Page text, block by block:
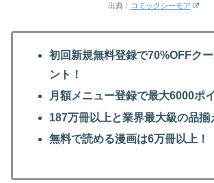
出典： コミックシーモア
初回新規無料登録で70%OFFク
ント！
月額メニュー登録で最大6000ポ
187万冊以上と業界最大級の品揃
無料で読める漫画は6万冊以上！